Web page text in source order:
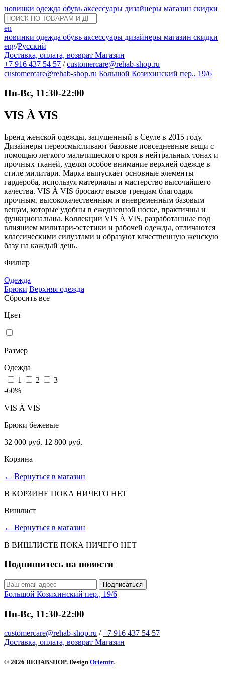
новинки одежда обувь аксессуары дизайнеры магазин скидки
en
новинки одежда обувь аксессуары дизайнеры магазин скидки
eng/Русский
Доставка, оплата, возврат Магазин
+7 916 437 54 57 / customercare@rehab-shop.ru
customercare@rehab-shop.ru Большой Козихинский пер., 19/6
Пн-Вс, 11:30-22:00
VIS À VIS
Бренд женской одежды, запущенный в Сеуле в 2015 году.
Дизайнеры переосмысливают базовые повседневные вещи с
помощью легкого мальчишеского кроя в нейтральных тонах и
прочных тканей, уделяя особое внимание верхней одежде в
стиле милитари. Марка выпускает основные элементы
гардероба, используя материалы и мастерство высочайшего
качества. VIS À VIS бросают вызов трендам благодаря
прочным, высококачественным и вневременным базовым
вещам, которые удобны в ежедневной носке, практичны и
функциональны. Коллекции VIS À VIS, разработанные под
влиянием милитари-эстетики и рабочей одежды, отличаются
классическими силуэтами и образуют качественную женскую
базу на каждый день.
Фильтр
Одежда
Брюки Верхняя одежда
Сбросить все
Цвет
Размер
Одежда
1
2
3
-60%
VIS À VIS
Брюки бежевые
32 000 руб. 12 800 руб.
Корзина
← Вернуться в магазин
В КОРЗИНЕ ПОКА НИЧЕГО НЕТ
Вишлист
← Вернуться в магазин
В ВИШЛИСТЕ ПОКА НИЧЕГО НЕТ
Подпишитесь на новости
Подписаться
Большой Козихинский пер., 19/6
Пн-Вс, 11:30-22:00
customercare@rehab-shop.ru / +7 916 437 54 57
Доставка, оплата, возврат Магазин
© 2026 REHABSHOP. Design Orientir.